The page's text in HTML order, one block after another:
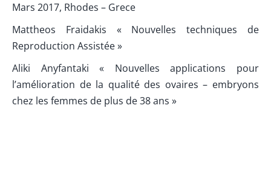
Mars 2017, Rhodes – Grece
Mattheos Fraidakis « Nouvelles techniques de
Reproduction Assistée »
Aliki Anyfantaki « Nouvelles applications pour
l’amélioration de la qualité des ovaires – embryons
chez les femmes de plus de 38 ans »